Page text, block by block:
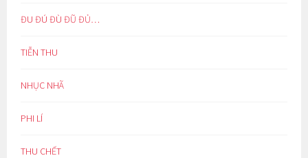
ĐU ĐÚ ĐÙ ĐŨ ĐỦ…
TIỄN THU
NHỤC NHÃ
PHI LÍ
THU CHẾT